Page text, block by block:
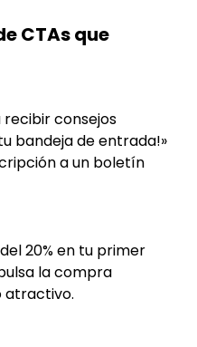
CTAs que
recibir consejos
bandeja de entrada!»
a un boletín
20% en tu primer
la compra
atractivo.